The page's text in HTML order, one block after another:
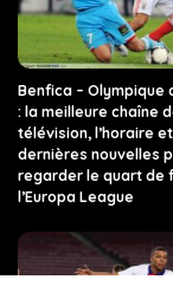
Benfica – Olympique
: la meilleure chaîne
télévision, l’horaire
dernières nouvelles
regarder le quart de
l’Europa League